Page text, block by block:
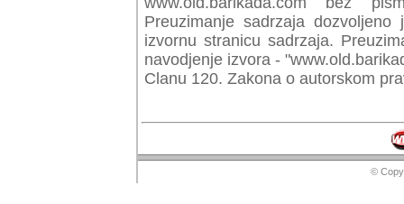
Preuzimanje sadrzaja
izvornu stranicu sadrzaja.
navodjenje izvora -
Clanu 120. Zakona o autorskom
©